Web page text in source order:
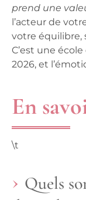
prend une
l’acteur de
votre équilibre,
C’est une
2026, et
En
\t
Quels